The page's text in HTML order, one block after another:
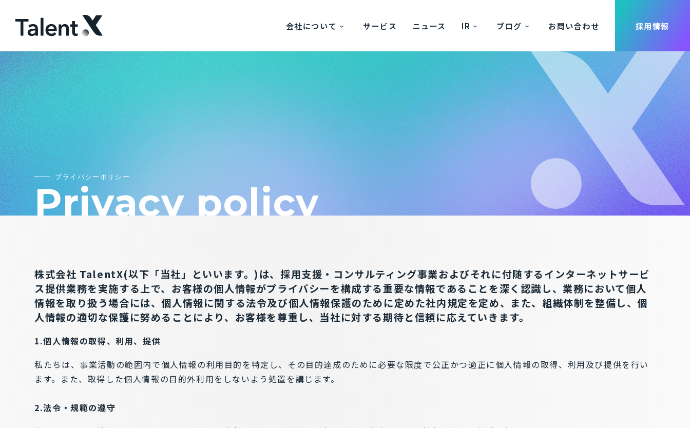
会社について サービス ニュース IR ブログ お問い合わせ 採用情報
プライバシーポリシー
Privacy policy
株式会社 TalentX(以下「当社」といいます。)は、採用支援・コンサルティング事業およびそれに付随するインターネットサービ
ス提供業務を実施する上で、お客様の個人情報がプライバシーを構成する重要な情報であることを深く認識し、業務において個人
情報を取り扱う場合には、個人情報に関する法令及び個人情報保護のために定めた社内規定を定め、また、組織体制を整備し、個
人情報の適切な保護に努めることにより、お客様を尊重し、当社に対する期待と信頼に応えていきます。
1.個人情報の取得、利用、提供
私たちは、事業活動の範囲内で個人情報の利用目的を特定し、その目的達成のために必要な限度で公正かつ適正に個人情報の取得、利用及び提供を行い
ます。また、取得した個人情報の目的外利用をしないよう処置を講じます。
2.法令・規範の遵守